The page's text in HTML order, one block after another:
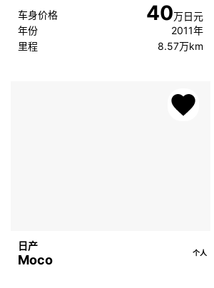
车身价格 40万日元
年份
2011年
里程
8.57万km
日产
Moco 个人